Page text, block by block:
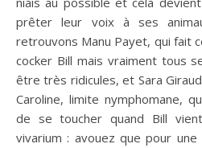
prêter leur voix à ses
retrouvons Manu Payet, qui fait
cocker Bill mais vraiment tous
être très ridicules, et Sara
Caroline, limite nymphomane,
de se toucher quand Bill
vivarium : avouez que pour